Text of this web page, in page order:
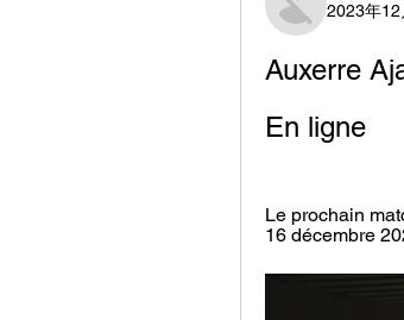
2023年12
Auxerre
En ligne
Le prochain
16 décembre